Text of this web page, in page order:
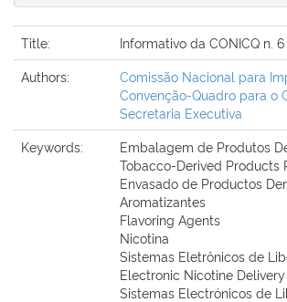
Title:
Informativo da CONICQ n. 6
Authors:
Comissão Nacional para
Convenção-Quadro para o
Secretaria Executiva
Keywords:
Embalagem de Produtos
Tobacco-Derived Products
Envasado de Productos
Aromatizantes
Flavoring Agents
Nicotina
Sistemas Eletrônicos de
Electronic Nicotine
Sistemas Electrónicos de